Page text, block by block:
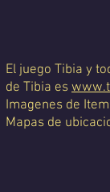
El juego Tibia y
de Tibia es
Imagenes de
Mapas de